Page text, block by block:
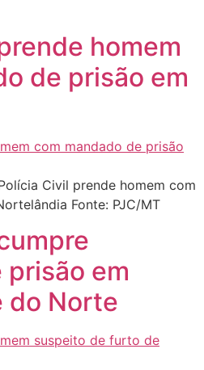
homem
de prisão em
Civil prende homem com
Fonte: PJC/MT
prisão em
do Norte